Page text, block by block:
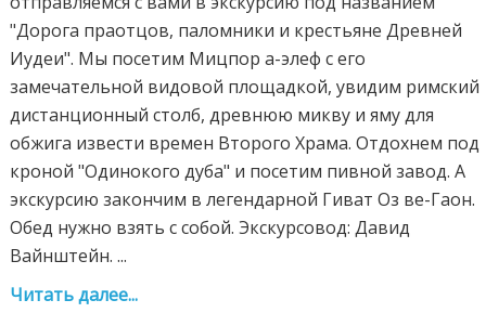
"Дорога праотцов, паломники и крестьяне Древней
Иудеи". Мы посетим Мицпор а-элеф с его
замечательной видовой площадкой, увидим римский
дистанционный столб, древнюю микву и яму для
обжига извести времен Второго Храма. Отдохнем под
кроной "Одинокого дуба" и посетим пивной завод. А
экскурсию закончим в легендарной Гиват Оз ве-Гаон.
Обед нужно взять с собой. Экскурсовод: Давид
Вайнштейн. ...
Читать далее...